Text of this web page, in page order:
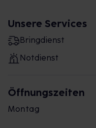
Unsere Services
Bringdienst
Notdienst
Öffnungszeiten
Montag